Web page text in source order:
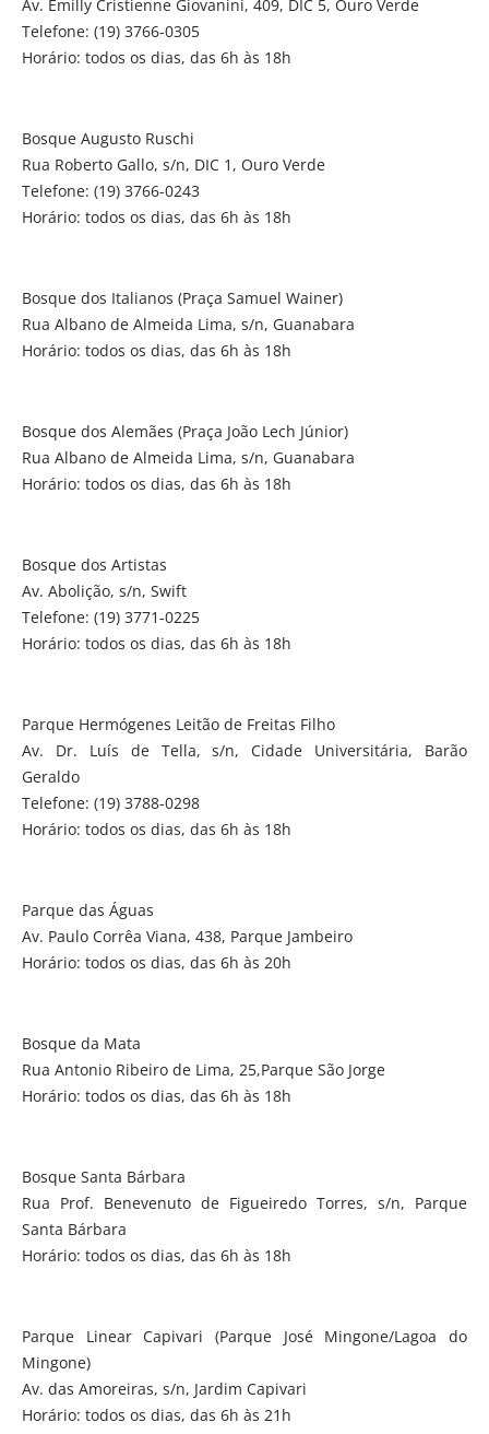
Av. Emilly Cristienne Giovanini, 409, DIC 5, Ouro Verde
Telefone: (19) 3766-0305
Horário: todos os dias, das 6h às 18h
Bosque Augusto Ruschi
Rua Roberto Gallo, s/n, DIC 1, Ouro Verde
Telefone: (19) 3766-0243
Horário: todos os dias, das 6h às 18h
Bosque dos Italianos (Praça Samuel Wainer)
Rua Albano de Almeida Lima, s/n, Guanabara
Horário: todos os dias, das 6h às 18h
Bosque dos Alemães (Praça João Lech Júnior)
Rua Albano de Almeida Lima, s/n, Guanabara
Horário: todos os dias, das 6h às 18h
Bosque dos Artistas
Av. Abolição, s/n, Swift
Telefone: (19) 3771-0225
Horário: todos os dias, das 6h às 18h
Parque Hermógenes Leitão de Freitas Filho
Av. Dr. Luís de Tella, s/n, Cidade Universitária, Barão
Geraldo
Telefone: (19) 3788-0298
Horário: todos os dias, das 6h às 18h
Parque das Águas
Av. Paulo Corrêa Viana, 438, Parque Jambeiro
Horário: todos os dias, das 6h às 20h
Bosque da Mata
Rua Antonio Ribeiro de Lima, 25,Parque São Jorge
Horário: todos os dias, das 6h às 18h
Bosque Santa Bárbara
Rua Prof. Benevenuto de Figueiredo Torres, s/n, Parque
Santa Bárbara
Horário: todos os dias, das 6h às 18h
Parque Linear Capivari (Parque José Mingone/Lagoa do
Mingone)
Av. das Amoreiras, s/n, Jardim Capivari
Horário: todos os dias, das 6h às 21h